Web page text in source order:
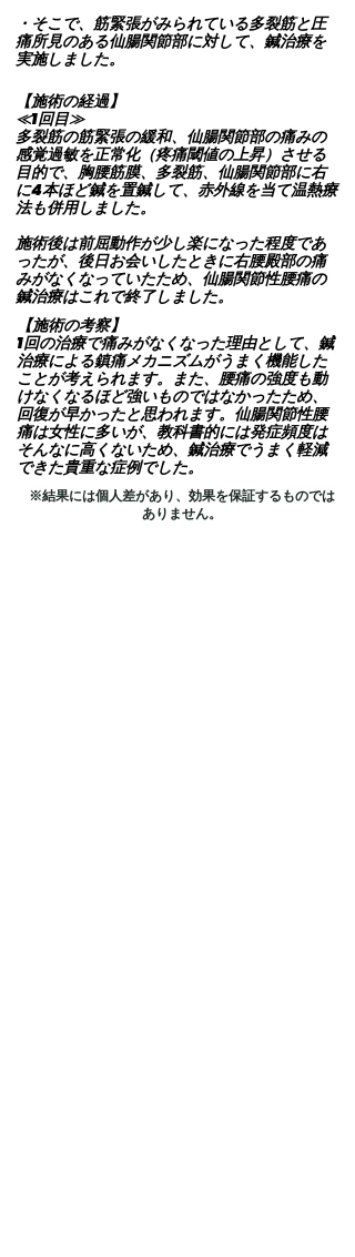
・そこで、筋緊張がみられている多裂筋と圧
痛所見のある仙腸関節部に対して、鍼治療を
実施しました。
【施術の経過】
≪1回目≫
多裂筋の筋緊張の緩和、仙腸関節部の痛みの
感覚過敏を正常化（疼痛閾値の上昇）させる
目的で、胸腰筋膜、多裂筋、仙腸関節部に右
に4本ほど鍼を置鍼して、赤外線を当て温熱療
法も併用しました。
施術後は前屈動作が少し楽になった程度であ
ったが、後日お会いしたときに右腰殿部の痛
みがなくなっていたため、仙腸関節性腰痛の
鍼治療はこれで終了しました。​
【施術の考察】
1回の治療で痛みがなくなった理由として、鍼
治療による鎮痛メカニズムがうまく機能した
ことが考えられます。また、腰痛の強度も動
けなくなるほど強いものではなかったため、
回復が早かったと思われます。仙腸関節性腰
痛は女性に多いが、教科書的には発症頻度は
そんなに高くないため、鍼治療でうまく軽減
できた貴重な症例でした。
※結果には個人差があり、効果を保証するものでは
ありません。